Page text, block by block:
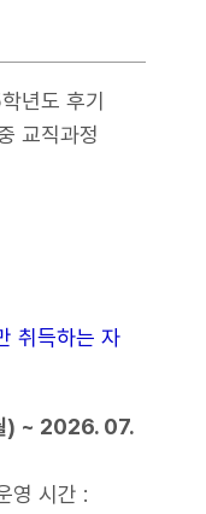
년도 후기
교직과정
취득하는 자
) ~ 2026. 07.
영 시간 :